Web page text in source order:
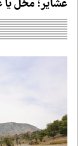
مخل یا